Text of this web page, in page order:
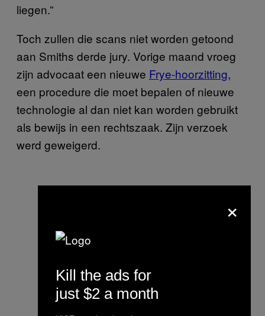
liegen.”
Toch zullen die scans niet worden getoond
aan Smiths derde jury. Vorige maand vroeg
zijn advocaat een nieuwe Frye-hoorzitting,
een procedure die moet bepalen of nieuwe
technologie al dan niet kan worden gebruikt
als bewijs in een rechtszaak. Zijn verzoek
werd geweigerd.
×
Kill the ads for
just $2 a month